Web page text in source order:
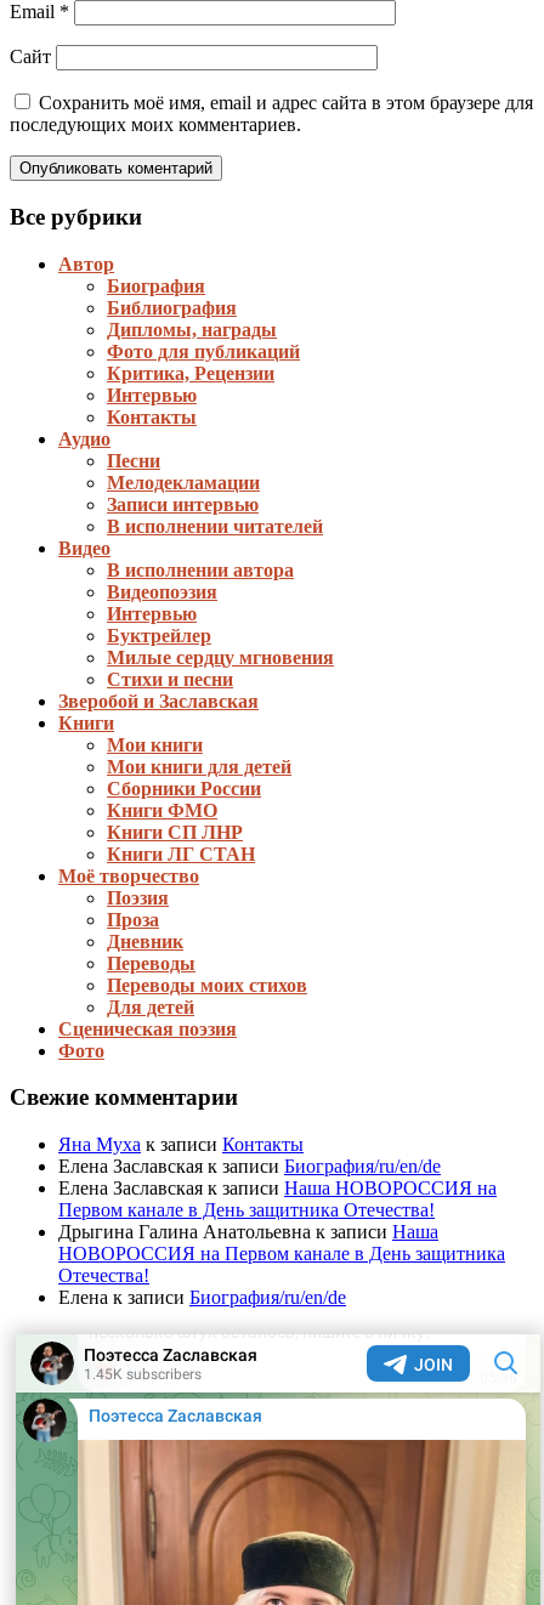
Email *
Сайт
Сохранить моё имя, email и адрес сайта в этом браузере для
последующих моих комментариев.
Все рубрики
Автор
Биография
Библиография
Дипломы, награды
Фото для публикаций
Критика, Рецензии
Интервью
Контакты
Аудио
Песни
Мелодекламации
Записи интервью
В исполнении читателей
Видео
В исполнении автора
Видеопоэзия
Интервью
Буктрейлер
Милые сердцу мгновения
Стихи и песни
Зверобой и Заславская
Книги
Мои книги
Мои книги для детей
Сборники России
Книги ФМО
Книги СП ЛНР
Книги ЛГ СТАН
Моё творчество
Поэзия
Проза
Дневник
Переводы
Переводы моих стихов
Для детей
Сценическая поэзия
Фото
Свежие комментарии
Яна Муха к записи Контакты
Елена Заславская к записи Биография/ru/en/de
Елена Заславская к записи Наша НОВОРОССИЯ на
Первом канале в День защитника Отечества!
Дрыгина Галина Анатольевна к записи Наша
НОВОРОССИЯ на Первом канале в День защитника
Отечества!
Елена к записи Биография/ru/en/de